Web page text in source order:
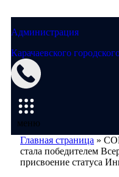
Администрация
Карачаевского
меню
Главная страница »
стала победителем
присвоение статуса
Мэрия